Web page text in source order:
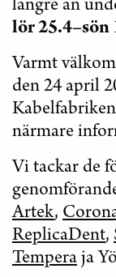
längre än
lör 25.4–sön
Varmt
den 24 april
närmare
Vi tackar de
Artek,
ReplicaDent,
Tempera ja